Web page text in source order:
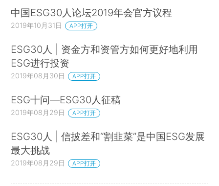
善人类的生活质量，提高人类健康水平，创造一个保障人们平
等、自由、教育、人权和免受暴力的社会环境。在人类可持续发
展系统中，经济可持续是基础，生态可持续是条件，社会可持续
才是目的，可见，医疗卫生行业在可持续发展链条中的重要性毋
庸置疑。
对于医疗卫生企业而言，由于其业务活动具有经济属性和社会属
性的双重属性，因此涉及的活动服务范围十分广泛，管理流程较
为复杂，日常经营中涉及到的社会与政府相关部门较多，服务难
度较大。此外，这些企业的收益具有外部性特征，短期内收益较
低，但具有长期增长潜力，这一特性也使得其生产经营活动中面
中国ESG30人论坛2019年会官方议程
2019年10月31日 APP打开
ESG30人 | 资金方和资管方如何更好地利用
ESG进行投资
2019年08月30日 APP打开
ESG十问—ESG30人征稿
2019年08月29日 APP打开
ESG30人 | 信披差和“割韭菜”是中国ESG发展
最大挑战
2019年08月29日 APP打开